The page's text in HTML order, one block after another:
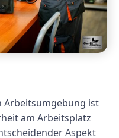
Arbeitsumgebung ist
am Arbeitsplatz
Aspekt